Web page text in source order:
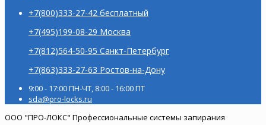
+7(800)333-27-42 бесплатный
+7(495)199-08-29 Москва
+7(812)564-50-95 Санкт-Петербург
+7(863)333-27-63 Ростов-на-Дону
9:00 - 17:00 ПН-ЧТ, 8:00 - 16:00 ПТ
sda@pro-locks.ru
ООО "ПРО-ЛОКС" Профессиональные системы запирания